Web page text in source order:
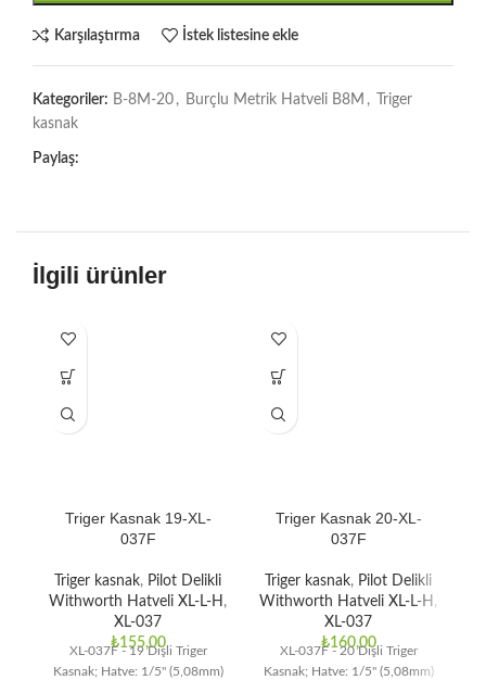
Karşılaştırma İstek listesine ekle
Kategoriler: B-8M-20 , Burçlu Metrik Hatveli B8M ,
Triger
kasnak
Paylaş:
İlgili ürünler
Triger Kasnak 19-XL-
037F
Triger kasnak, Pilot Delikli
Withworth Hatveli XL-L-H ,
XL-037
₺155,00
XL-037F - 19 Dişli Triger
Kasnak; Hatve: 1/5" (5,08mm)
Triger Kasnak 20-XL-
037F
Triger kasnak, Pilot Delikli
Withworth Hatveli XL-L-H ,
XL-037
₺160,00
XL-037F - 20 Dişli Triger
Kasnak; Hatve: 1/5" (5,08mm)